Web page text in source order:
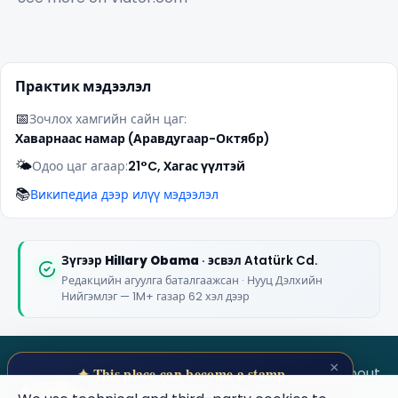
Практик мэдээлэл
📅Зочлох хамгийн сайн цаг:
Хаварнаас намар (Аравдугаар-Октябр)
🌤️Одоо цаг агаар:21°C, Хагас үүлтэй
📚Википедиа дээр илүү мэдээлэл
Зүгээр Hillary Obama · эсвэл Atatürk Cd.
Редакцийн агуулга баталгаажсан · Нууц Дэлхийн
Нийгэмлэг — 1M+ газар 62 хэл дээр
SECRET WORLD TermsPrivacyAbout
×
✦ This place can become a stamp
Collect secret places in your Secret